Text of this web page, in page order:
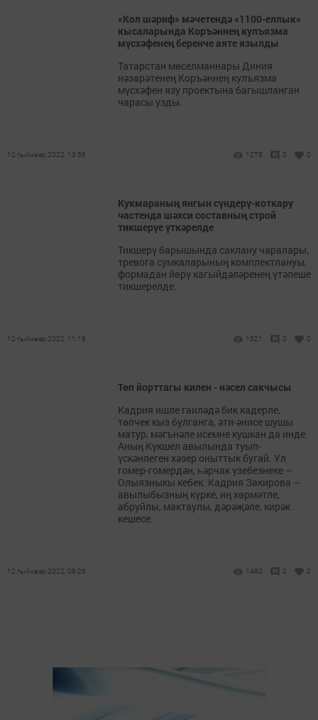
«Кол шәриф» мәчетендә «1100-еллык»
кысаларында Коръәннең кулъязма
мүсхәфенең беренче аяте язылды
Татарстан мөселманнары Диния
нәзарәтенең Коръәннең кулъязма
мүсхәфен язу проектына багышланган
чарасы узды.
12 гыйнвар 2022, 13:56 1278 0 0
Кукмараның янгын сүндерү-коткару
частенда шәхси составның строй
тикшерүе үткәрелде
Тикшерү барышында саклану чаралары,
тревога сумкаларының комплектлануы,
формадан йөрү кагыйдәләренең үтәлеше
тикшерелде.
12 гыйнвар 2022, 11:18 1521 0 0
Төп йорттагы килен - нәсел сакчысы
Кадрия ишле гаиләдә бик кадерле,
төпчек кыз булганга, әти-әнисе шушы
матур, мәгънәле исемне кушкан да инде.
Аның Күкшел авылында туып-
үскәнлеген хәзер оныттык бугай. Ул
гомер-гомердән, һәрчак үзебезнеке –
Олыязныкы кебек. Кадрия Закирова –
авылыбызның күрке, иң хөрмәтле,
абруйлы, мактаулы, дәрәҗәле, кирәк
кешесе.
12 гыйнвар 2022, 08:26 1460 0 0